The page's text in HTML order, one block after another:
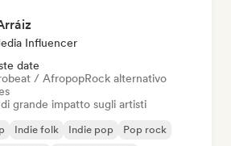
Influencer
date
/ AfropopRock alternativo
grande impatto sugli artisti
Indie folk Indie pop
Pop rock